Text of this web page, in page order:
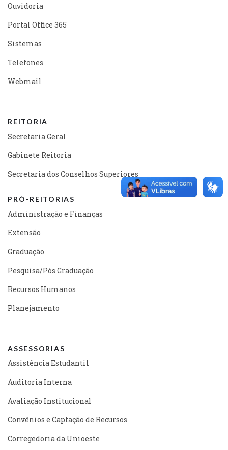
Ouvidoria
Portal Office 365
Sistemas
Telefones
Webmail
REITORIA
Secretaria Geral
Gabinete Reitoria
Secretaria dos Conselhos Superiores
PRÓ-REITORIAS
Administração e Finanças
Extensão
Graduação
Pesquisa/Pós Graduação
Recursos Humanos
Planejamento
ASSESSORIAS
Assistência Estudantil
Auditoria Interna
Avaliação Institucional
Convênios e Captação de Recursos
Corregedoria da Unioeste